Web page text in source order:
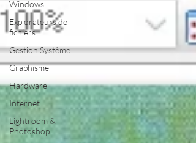
Windows
Explorateurs de
fichiers
Gestion Système
Graphisme
Hardware
Internet
Lightroom &
Photoshop